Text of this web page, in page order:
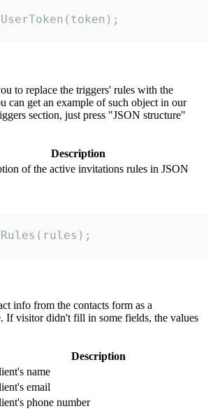
to replace the triggers' rules with the
can get an example of such object in our
section, just press "JSON structure"
Description
of the active invitations rules in JSON
info from the contacts form as a
If visitor didn't fill in some fields, the values
Description
name
email
phone number